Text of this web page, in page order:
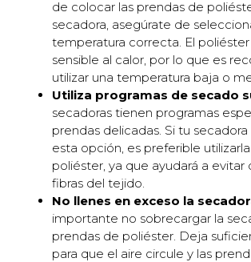
de colocar las prendas de
secadora, asegúrate de
temperatura correcta. El
sensible al calor, por lo que es
utilizar una temperatura baja o
Utiliza programas de secado
secadoras tienen programas
prendas delicadas. Si tu
esta opción, es preferible
poliéster, ya que ayudará a evitar
fibras del tejido.
No llenes en exceso la
importante no sobrecargar la
prendas de poliéster. Deja
para que el aire circule y las